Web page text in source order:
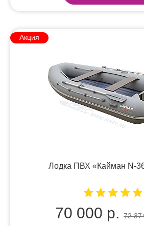
Акция
Лодка ПВХ «Кайман N-
70 000 р. 72